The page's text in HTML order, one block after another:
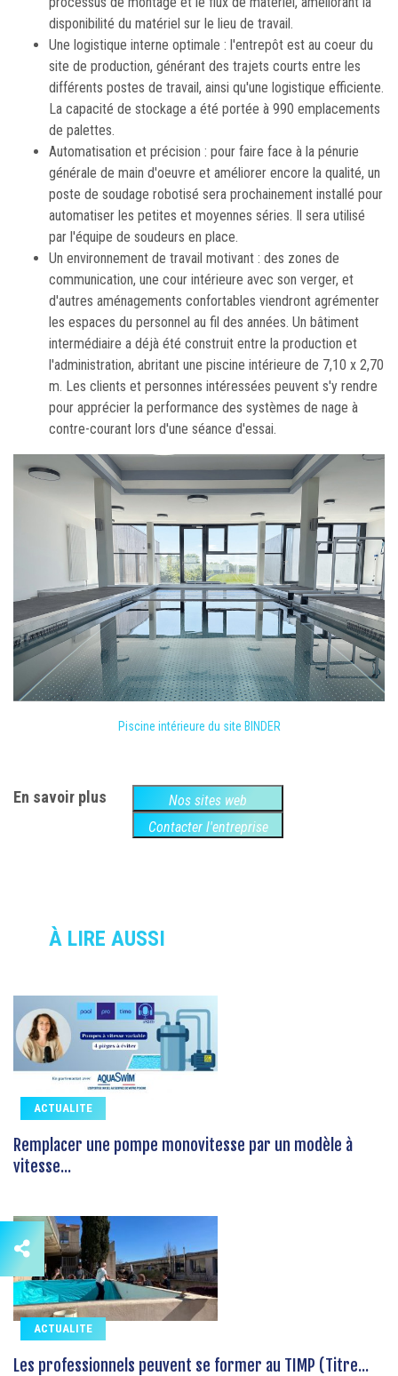
disponibilité du matériel sur le lieu de travail.
Une logistique interne optimale : l'entrepôt est au coeur du
site de production, générant des trajets courts entre les
différents postes de travail, ainsi qu'une logistique efficiente.
La capacité de stockage a été portée à 990 emplacements
de palettes.
Automatisation et précision : pour faire face à la pénurie
générale de main d'oeuvre et améliorer encore la qualité, un
poste de soudage robotisé sera prochainement installé pour
automatiser les petites et moyennes séries. Il sera utilisé
par l'équipe de soudeurs en place.
Un environnement de travail motivant : des zones de
communication, une cour intérieure avec son verger, et
d'autres aménagements confortables viendront agrémenter
les espaces du personnel au fil des années. Un bâtiment
intermédiaire a déjà été construit entre la production et
l'administration, abritant une piscine intérieure de 7,10 x 2,70
m. Les clients et personnes intéressées peuvent s'y rendre
pour apprécier la performance des systèmes de nage à
contre-courant lors d'une séance d'essai.
Piscine intérieure du site BINDER
En savoir plus
Nos sites web
Contacter l'entreprise
À LIRE AUSSI
ACTUALITE
Remplacer une pompe monovitesse par un modèle à
vitesse...
ACTUALITE
Les professionnels peuvent se former au TIMP (Titre...